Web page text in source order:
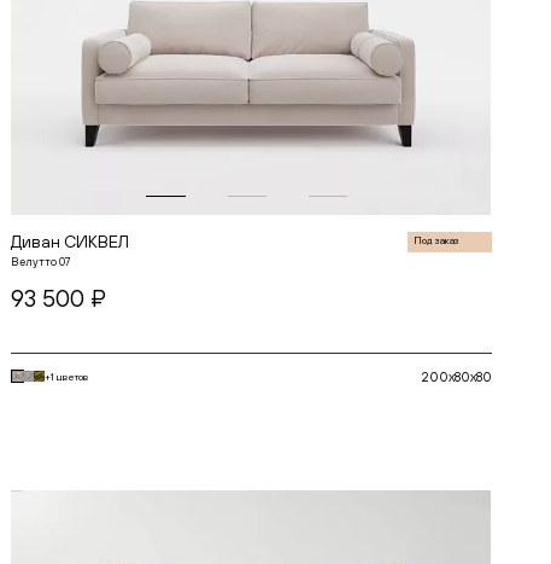
Диван СИКВЕЛ Под заказ
Велутто 07
93 500 ₽
+1 цветов 200x80x80